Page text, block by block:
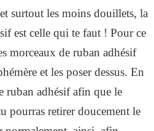
surtout les moins douillets, la
est celle qui te faut ! Pour ce
morceaux de ruban adhésif
et les poser dessus. En
ruban adhésif afin que le
pourras retirer doucement le